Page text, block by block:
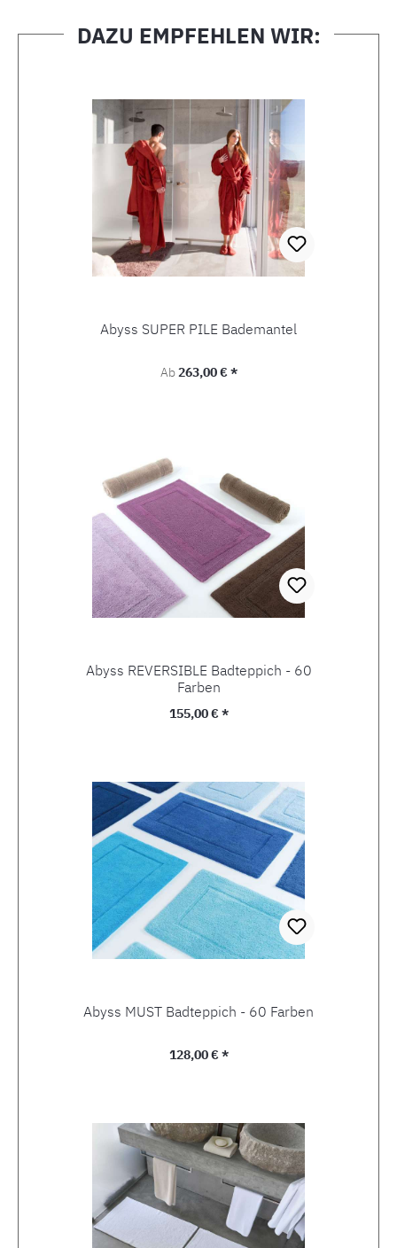
DAZU EMPFEHLEN WIR:
Abyss SUPER PILE Bademantel
Regulärer Preis:
Ab263,00 € *
Abyss REVERSIBLE Badteppich - 60
Farben
Regulärer Preis:
155,00 € *
Abyss MUST Badteppich - 60 Farben
Regulärer Preis:
128,00 € *